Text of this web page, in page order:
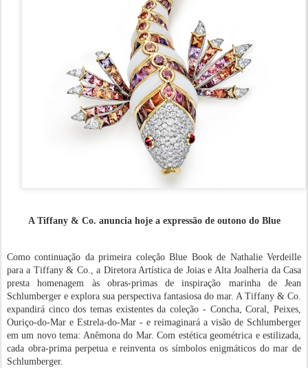
A Tiffany & Co. anuncia hoje a expressão de outono do Blue
Como continuação da primeira coleção Blue Book de Nathalie Verdeille
para a Tiffany & Co., a Diretora Artística de Joias e Alta Joalheria da Casa
presta homenagem às obras-primas de inspiração marinha de Jean
Schlumberger e explora sua perspectiva fantasiosa do mar. A Tiffany & Co.
expandirá cinco dos temas existentes da coleção - Concha, Coral, Peixes,
Ouriço-do-Mar e Estrela-do-Mar - e reimaginará a visão de Schlumberger
em um novo tema: Anêmona do Mar. Com estética geométrica e estilizada,
cada obra-prima perpetua e reinventa os símbolos enigmáticos do mar de
Schlumberger.